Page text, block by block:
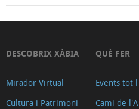
DESCOBRIX XÀBIA
Mirador Virtual
Cultura i Patrimoni
QUÈ FER
Events tot
Cami de